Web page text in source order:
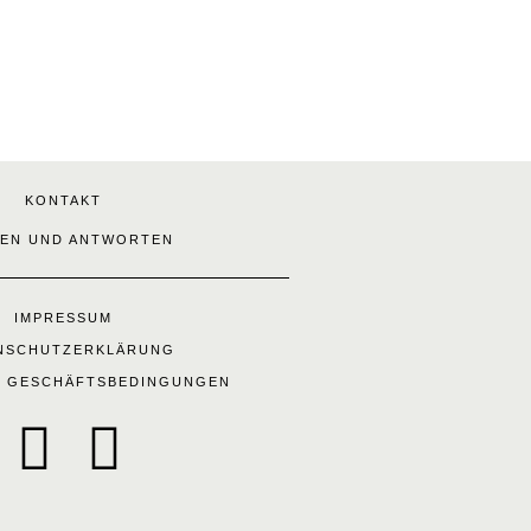
KONTAKT
UND ANTWORTEN
IMPRESSUM
GESCHÄFTSBEDINGUNGEN